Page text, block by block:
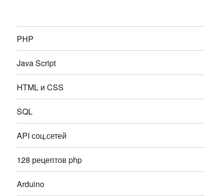
PHP
Java Script
HTML и CSS
SQL
API соц.сетей
128 рецептов php
Arduino